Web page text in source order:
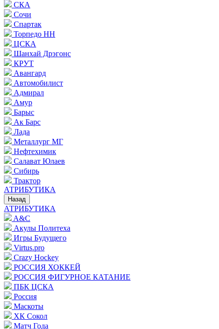
СКА
Сочи
Спартак
Торпедо НН
ЦСКА
Шанхай Дрэгонс
КРУТ
Авангард
Автомобилист
Адмирал
Амур
Барыс
Ак Барс
Лада
Металлург МГ
Нефтехимик
Салават Юлаев
Сибирь
Трактор
АТРИБУТИКА
Назад
АТРИБУТИКА
A&C
Акулы Политеха
Игры Будущего
Virtus.pro
Crazy Hockey
РОССИЯ ХОККЕЙ
РОССИЯ ФИГУРНОЕ КАТАНИЕ
ПБК ЦСКА
Россия
Маскоты
ХК Сокол
Матч Года